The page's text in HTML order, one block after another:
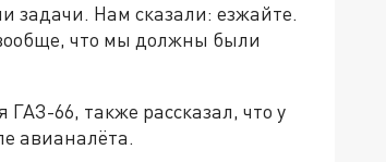
задачи. Нам сказали: езжайте.
что мы должны были
66, также рассказал, что у
авианалёта.